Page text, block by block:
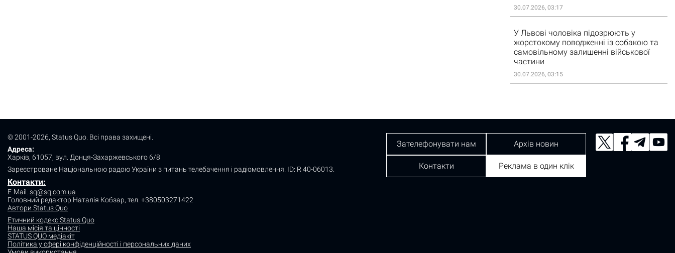
30.07.2026, 03:17
У Львові чоловіка підозрюють у
жорстокому поводженні із собакою та
самовільному залишенні військової
частини
30.07.2026, 03:15
© 2001-2026, Status Quo. Всі права захищені.
Адреса:
Харків, 61057, вул. Донця-Захаржевського 6/8
Зареєстроване Національною радою України з питань телебачення і радіомовлення. ID: R 40-06013.
Контакти:
E-Mail: sq@sq.com.ua
Головний редактор Наталія Кобзар, тел. +380503271422
Автори Status Quo
Етичний кодекс Status Quo
Наша місія та цінності
STATUS QUO медіакіт
Політика у сфері конфіденційності і персональних даних
Зателефонувати нам Архів новин
Контакти Реклама в один клік